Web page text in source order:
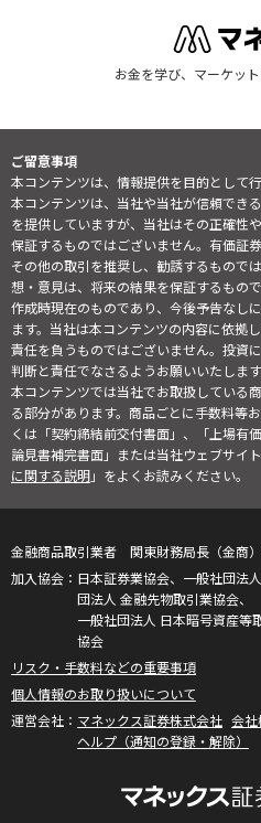
お金を学び、マーケッ
ご留意事項
本コンテンツは、情報提供を目的として行
本コンテンツは、当社や当社が信頼でき
を提供していますが、当社はその正確性
保証するものではございません。有価証
その他の取引を推奨し、勧誘するもので
想・意見は、将来の結果を保証するもの
作成時現在のものであり、今後予告なし
ます。当社は本コンテンツの内容に依拠
責任を負うものではございません。投資
判断と責任でなさるようお願いいたします
本コンテンツでは当社でお取扱している
る部分があります。商品ごとに手数料等
くは「契約締結前交付書面」、「上場有
論見書補完書面」または当社ウェブサイ
に関する説明」をよくお読みください。
金融商品取引業者 関東財務局長（金商
日本証券業協会、一般社団法
団法人 金融先物取引業協会、
一般社団法人 日本暗号資産等
協会
リスク・手数料などの重要事項
個人情報のお取り扱いについて
マネックス証券株式会社 会社
ヘルプ（通知の登録・解除）